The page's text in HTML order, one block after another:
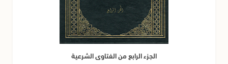
الجزء الرابع من الفتاوى الشرعية